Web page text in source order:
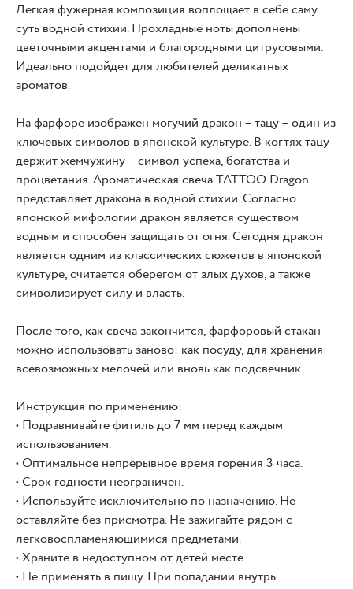
Легкая фужерная композиция воплощает в себе саму
суть водной стихии. Прохладные ноты дополнены
цветочными акцентами и благородными цитрусовыми.
Идеально подойдет для любителей деликатных
ароматов.
На фарфоре изображен могучий дракон – тацу – один из
ключевых символов в японской культуре. В когтях тацу
держит жемчужину – символ успеха, богатства и
процветания. Ароматическая свеча TATTOO Dragon
представляет дракона в водной стихии. Согласно
японской мифологии дракон является существом
водным и способен защищать от огня. Сегодня дракон
является одним из классических сюжетов в японской
культуре, считается оберегом от злых духов, а также
символизирует силу и власть.
После того, как свеча закончится, фарфоровый стакан
можно использовать заново: как посуду, для хранения
всевозможных мелочей или вновь как подсвечник.
Инструкция по применению:
• Подравнивайте фитиль до 7 мм перед каждым
использованием.
• Оптимальное непрерывное время горения 3 часа.
• Срок годности неограничен.
• Используйте исключительно по назначению. Не
оставляйте без присмотра. Не зажигайте рядом с
легковоспламеняющимися предметами.
• Храните в недоступном от детей месте.
• Не применять в пищу. При попадании внутрь